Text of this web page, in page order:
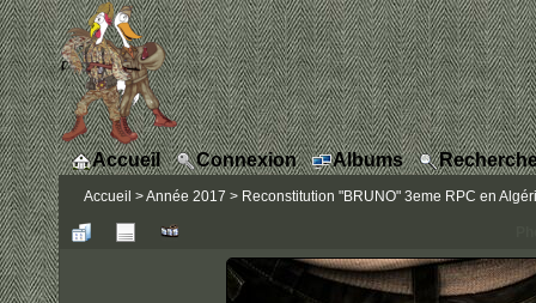
Accueil Connexion Albums
Accueil >Année 2017 > Reconstitution "BRUNO" 3eme RPC en